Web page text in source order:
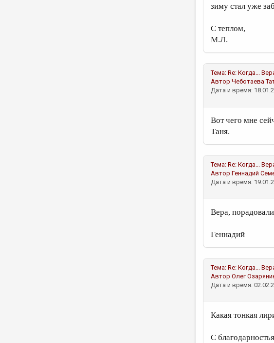
зиму стал уже
С теплом,
М.Л.
Тема: Re: Когда...
Автор Чеботаева
Дата и время:
Вот чего мне
Таня.
Тема: Re: Когда...
Автор Геннадий
Дата и время:
Вера,
Геннадий
Тема: Re: Когда...
Автор Олег
Дата и время:
Какая тонкая
С